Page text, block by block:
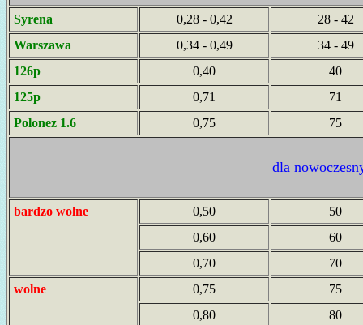
Syrena 0,28 - 0,42
28 - 42
Warszawa
0,34 - 0,49
34 - 49
126p
0,40
40
125p
0,71
71
Polonez 1.6
0,75 75
dla
bardzo wolne 0,50
50
0,60
60
0,70
70
wolne
0,75
75
0,80
80